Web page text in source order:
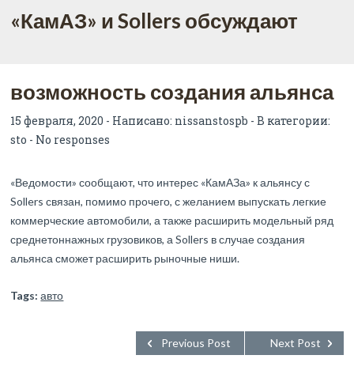
«КамАЗ» и Sollers обсуждают
возможность создания альянса
15 февраля, 2020 - Написано: nissanstospb - В категории:
sto - No responses
«Ведомости» сообщают, что интерес «КамАЗа» к альянсу с
Sollers связан, помимо прочего, с желанием выпускать легкие
коммерческие автомобили, а также расширить модельный ряд
среднетоннажных грузовиков, а Sollers в случае создания
альянса сможет расширить рыночные ниши.
Tags: авто
Next Post
Previous Post